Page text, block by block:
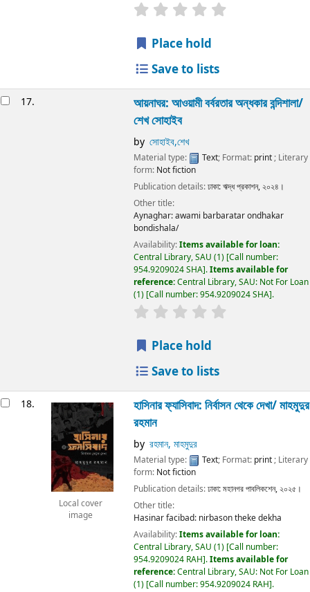
Place hold
Save to lists
17.
আয়নাঘর: আওয়ামী বর্বরতার অন্ধকার বন্দিশালা/
শেখ সোহাইব
by সোহাইব,শেখ
Material type: Text; Format: print; Literary
form: Not fiction
Publication details:ঢাকা:ঋদ্ধ প্রকাশন,২০২৪।
Other title:
Aynaghar: awami barbaratar ondhakar
bondishala/
Availability:Items available for loan:
Central Library, SAU (1) Call number:
954.9209024 SHA .Items available for
reference:Central Library, SAU: Not For Loan
(1) Call number:954.9209024 SHA .
Place hold
Save to lists
18.
Local cover
image
হাসিনার ফ্যাসিবাদ: নির্বাসন থেকে দেখা/মাহমুদুর
রহমান
by রহমান, মাহমুদুর
Material type: Text; Format: print; Literary
form: Not fiction
Publication details:ঢাকা:মহানগর পাবলিকশেন,২০২৫।
Other title:
Hasinar facibad: nirbason theke dekha
Availability:Items available for loan:
Central Library, SAU (1) Call number:
954.9209024 RAH .Items available for
reference:Central Library, SAU: Not For Loan
(1) Call number:954.9209024 RAH .